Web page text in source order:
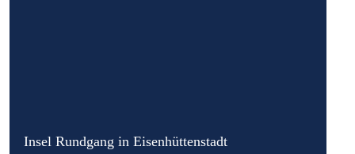
Insel Rundgang in Eisenhüttenstadt